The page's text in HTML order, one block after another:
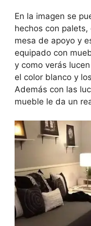
En la imagen se
hechos con
mesa de apoyo y
equipado con
y como verás
el color blanco y
Además con las
mueble le da un